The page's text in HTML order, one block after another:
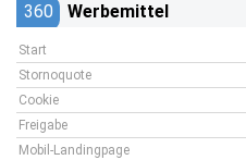
360 Werbemittel
Start
Stornoquote
Cookie
Freigabe
Mobil-Landingpage